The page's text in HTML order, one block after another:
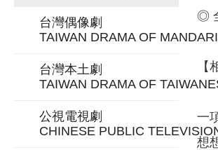
台灣偶像劇
TAIWAN DRAMA OF
台灣本土劇
TAIWAN DRAMA OF
公視電視劇
CHINESE PUBLIC
◎
一
想